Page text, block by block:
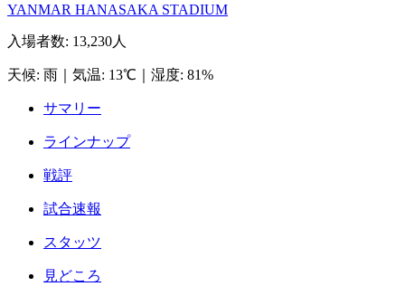
YANMAR HANASAKA STADIUM
入場者数: 13,230人
天候: 雨 気温: 13℃ 湿度: 81%
サマリー
ラインナップ
戦評
試合速報
スタッツ
見どころ